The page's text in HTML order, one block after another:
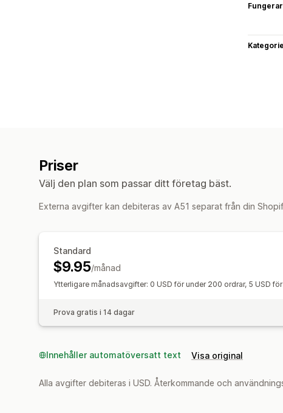
Priser
Välj den plan som passar ditt företag bäst.
Externa avgifter kan debiteras av A51 separat från din
Standard
$9.95/månad
Ytterligare månadsavgifter: 0 USD för under 200 ordrar, 5 USD
Prova gratis i 14 dagar
Innehåller automatöversatt text Visa original
Alla avgifter debiteras i USD. Återkommande och